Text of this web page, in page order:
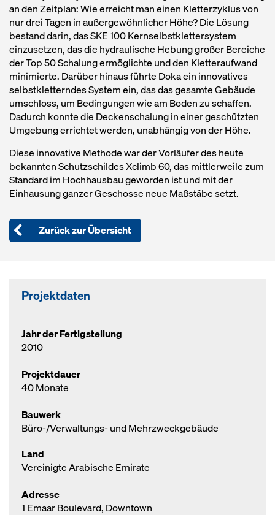
an den Zeitplan: Wie erreicht man einen Kletterzyklus von
nur drei Tagen in außergewöhnlicher Höhe? Die Lösung
bestand darin, das SKE 100 Kernselbstklettersystem
einzusetzen, das die hydraulische Hebung großer Bereiche
der Top 50 Schalung ermöglichte und den Kletteraufwand
minimierte. Darüber hinaus führte Doka ein innovatives
selbstkletterndes System ein, das das gesamte Gebäude
umschloss, um Bedingungen wie am Boden zu schaffen.
Dadurch konnte die Deckenschalung in einer geschützten
Umgebung errichtet werden, unabhängig von der Höhe.
Diese innovative Methode war der Vorläufer des heute
bekannten Schutzschildes Xclimb 60, das mittlerweile zum
Standard im Hochhausbau geworden ist und mit der
Einhausung ganzer Geschosse neue Maßstäbe setzt.
Zurück zur Übersicht
Projektdaten
Jahr der Fertigstellung
2010
Projektdauer
40 Monate
Bauwerk
Büro-/Verwaltungs- und Mehrzweckgebäude
Land
Vereinigte Arabische Emirate
Adresse
1 Emaar Boulevard, Downtown